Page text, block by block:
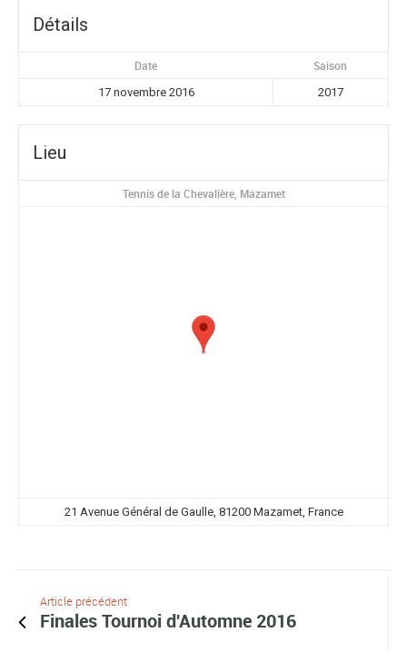
Détails
Date Saison
17 novembre 2016 2017
Lieu
Tennis de la Chevalière, Mazamet
21 Avenue Général de Gaulle, 81200 Mazamet, France
Article précédent
Finales Tournoi d'Automne 2016